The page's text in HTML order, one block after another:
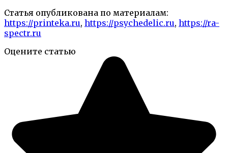
Статья опубликована по материалам:
https://printeka.ru, https://psychedelic.ru, https://ra-
spectr.ru
Оцените статью